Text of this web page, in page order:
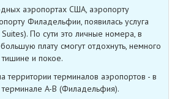
аэропортах США, аэропорту
Филадельфии, появилась услуга
По сути это личные номера, в
плату смогут отдохнуть, немного
тишине и покое.
территории терминалов аэропортов - в
терминале A-B (Филадельфия).